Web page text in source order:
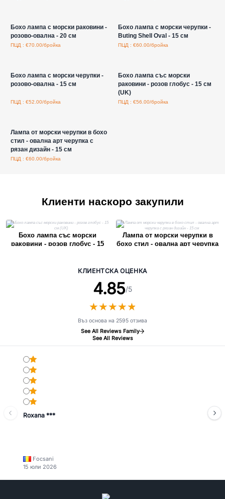
Бохо лампа с морски раковини -
розово-овална - 20 см
ПЦД : €70.00/бройка
Бохо лампа с морски черупки -
Buting Shell Oval - 15 см
ПЦД : €60.00/бройка
Бохо лампа с морски черупки -
розово-овална - 15 см
ПЦД : €52.00/бройка
Бохо лампа със морски
раковини - розов глобус - 15 см
(UK)
ПЦД : €56.00/бройка
Лампа от морски черупки в бохо
стил - овална арт черупка с
рязан дизайн - 15 см
ПЦД : €60.00/бройка
Клиенти наскоро закупили
Бохо лампа със морски
раковини - розов глобус - 15
Лампа от морски черупки в
бохо стил - овална арт черупка
КЛИЕНТСКА ОЦЕНКА
4.85/5
★★★★★
★★★★★
Въз основа на 2595 отзива
See All Reviews Family
See All Reviews
Roxana ***
Focsani
15 юли 2026